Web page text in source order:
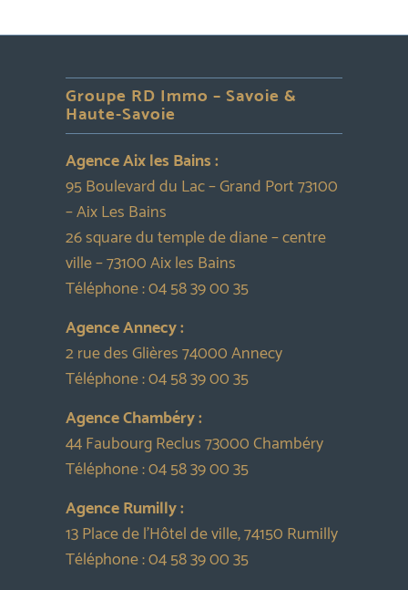
Groupe RD Immo – Savoie &
Haute-Savoie
Agence Aix les Bains :
95 Boulevard du Lac – Grand Port 73100
– Aix Les Bains
26 square du temple de diane – centre
ville – 73100 Aix les Bains
Téléphone :04 58 39 00 35
Agence Annecy :
2 rue des Glières 74000 Annecy
Téléphone :04 58 39 00 35
Agence Chambéry :
44 Faubourg Reclus 73000 Chambéry
Téléphone :04 58 39 00 35
Agence Rumilly :
13 Place de l’Hôtel de ville, 74150 Rumilly
Téléphone :04 58 39 00 35